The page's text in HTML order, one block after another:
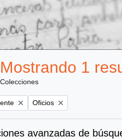
Mostrando 1
Colecciones
filter: Remove filter:
Oficios
avanzadas de